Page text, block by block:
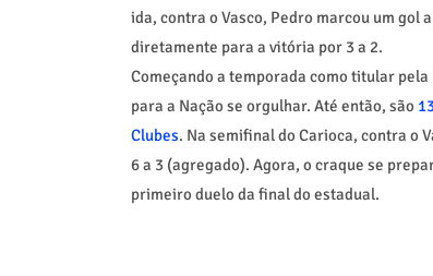
ida, contra o Vasco, Pedro marcou um
diretamente para a vitória por 3 a 2.
Começando a temporada como titular
para a Nação se orgulhar. Até então, são
Clubes. Na semifinal do Carioca, contra o
6 a 3 (agregado). Agora, o craque se
primeiro duelo da final do estadual.